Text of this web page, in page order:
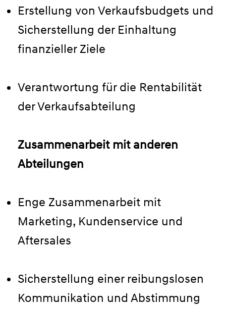
Erstellung von Verkaufsbudgets und
Sicherstellung der Einhaltung
finanzieller Ziele
Verantwortung für die Rentabilität
der Verkaufsabteilung
Zusammenarbeit mit anderen
Abteilungen
Enge Zusammenarbeit mit
Marketing, Kundenservice und
Aftersales
Sicherstellung einer reibungslosen
Kommunikation und Abstimmung